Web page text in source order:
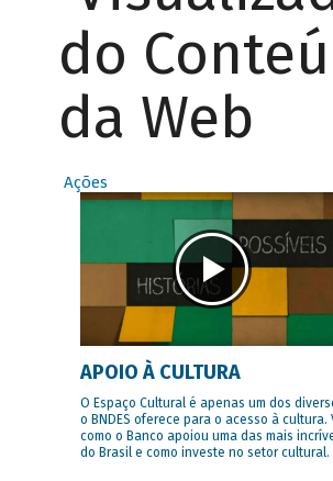
do
da Web
Ações
APOIO À CULTURA
O Espaço Cultural é apenas um dos
o BNDES oferece para o acesso à cultura.
como o Banco apoiou uma das mais
do Brasil e como investe no setor cultural.